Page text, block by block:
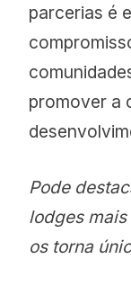
parcerias é
promover a
Pode
lodges
os torna